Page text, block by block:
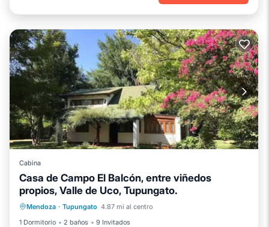
Cabina
Casa de Campo El Balcón, entre viñedos
propios, Valle de Uco, Tupungato.
Mendoza · Tupungato 4.87 mi al centro
1 Dormitorio
2 baños 9 Invitados
Piscina privada
Piscina
Balcón/Terraza
Cocina